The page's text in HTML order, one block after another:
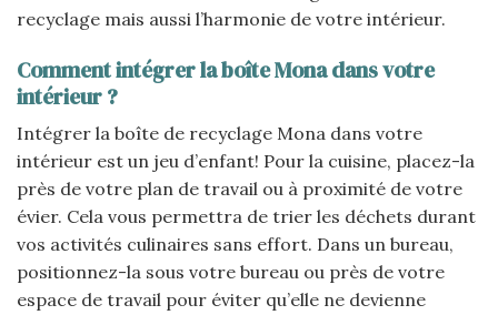
recyclage mais aussi l’harmonie de votre intérieur.
Comment intégrer la boîte Mona dans votre
intérieur ?
Intégrer la boîte de recyclage Mona dans votre
intérieur est un jeu d’enfant! Pour la cuisine, placez-la
près de votre plan de travail ou à proximité de votre
évier. Cela vous permettra de trier les déchets durant
vos activités culinaires sans effort. Dans un bureau,
positionnez-la sous votre bureau ou près de votre
espace de travail pour éviter qu’elle ne devienne